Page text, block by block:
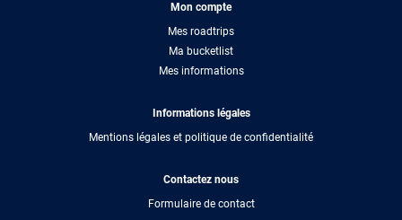
Mon compte
Mes roadtrips
Ma bucketlist
Mes informations
Informations légales
Mentions légales et politique de confidentialité
Contactez nous
Formulaire de contact